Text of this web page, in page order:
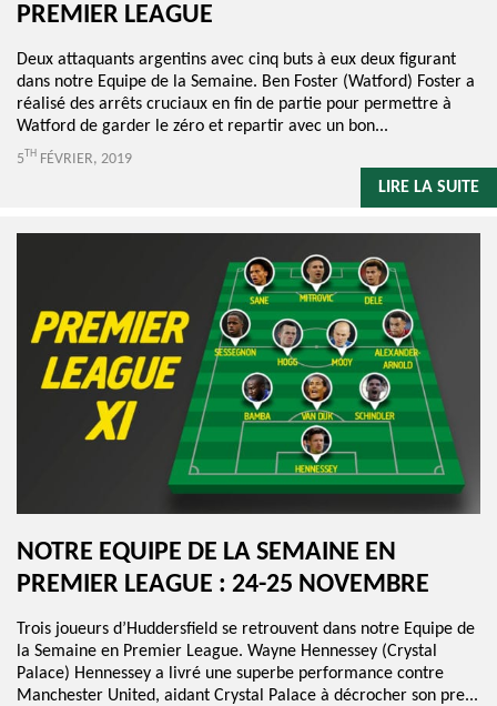
PREMIER LEAGUE
Deux attaquants argentins avec cinq buts à eux deux figurant
dans notre Equipe de la Semaine. Ben Foster (Watford) Foster a
réalisé des arrêts cruciaux en fin de partie pour permettre à
Watford de garder le zéro et repartir avec un bon...
5TH FÉVRIER, 2019
LIRE LA SUITE
NOTRE EQUIPE DE LA SEMAINE EN
PREMIER LEAGUE : 24-25 NOVEMBRE
Trois joueurs d’Huddersfield se retrouvent dans notre Equipe de
la Semaine en Premier League. Wayne Hennessey (Crystal
Palace) Hennessey a livré une superbe performance contre
Manchester United, aidant Crystal Palace à décrocher son pre...